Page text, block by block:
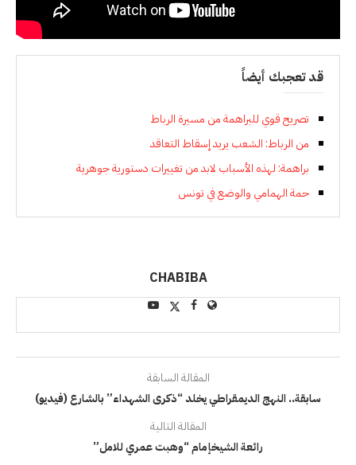
قد تعجبك أيضاً
تصريح قوي للبراهمة من مسيرة الرباط
من الرباط: الشعب يريد إسقاط التعاقد
براهمة: لهذه الأسباب لابد من تغييرات دستورية جوهرية
حمة الهمامي والوضع في تونس
CHABIBA
المقالة السابقة
سابقة.. النهج الديمقراطي يخلد “ذكرى الشهداء” بالشارع (فيديو)
المقالة التالية
رائعة الشيخإمام “وهبت عمري للامل”